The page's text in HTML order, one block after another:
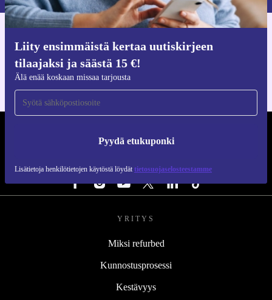
Liity ensimmäistä kertaa uutiskirjeen
tilaajaksi ja säästä 15 €!
Älä enää koskaan missaa tarjousta
Pyydä etukuponki
Lisätietoja henkilötietojen käytöstä löydät tietosuojaselosteestamme
iOS:lle ja Androidille
YRITYS
Miksi refurbed
Kunnostusprosessi
Kestävyys